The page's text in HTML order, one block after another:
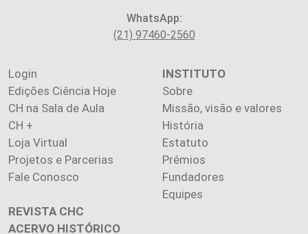
WhatsApp:
(21) 97460-2560
Login
Edições Ciência Hoje
CH na Sala de Aula
CH +
Loja Virtual
Projetos e Parcerias
Fale Conosco
INSTITUTO
Sobre
Missão, visão e valores
História
Estatuto
Prêmios
Fundadores
Equipes
REVISTA CHC
ACERVO HISTÓRICO